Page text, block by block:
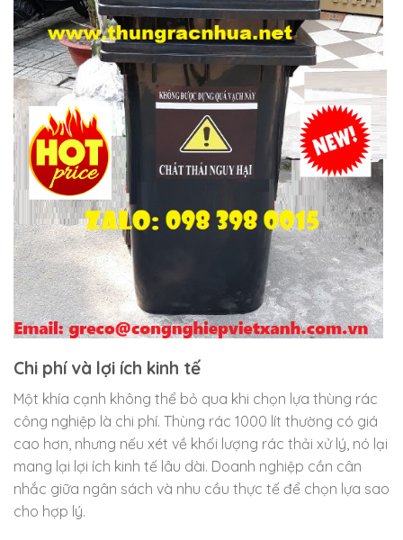
Chi phí và lợi ích kinh tế
Một khía cạnh không thể bỏ qua khi chọn lựa thùng rác
công nghiệp là chi phí. Thùng rác 1000 lít thường có giá
cao hơn, nhưng nếu xét về khối lượng rác thải xử lý, nó lại
mang lại lợi ích kinh tế lâu dài. Doanh nghiệp cần cân
nhắc giữa ngân sách và nhu cầu thực tế để chọn lựa sao
cho hợp lý.